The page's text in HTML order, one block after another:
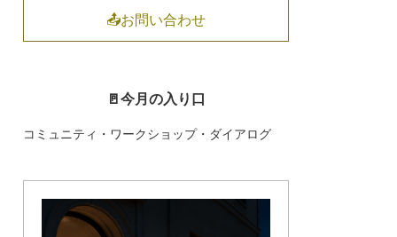
📤お問い合わせ
🚪今月の入り口
コミュニティ・ワークショップ・ダイアログ